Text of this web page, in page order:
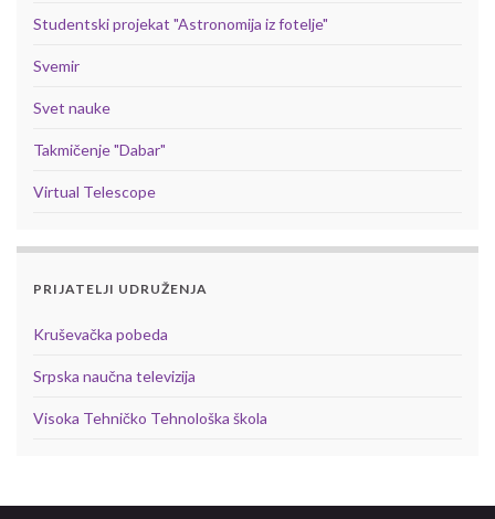
Studentski projekat "Astronomija iz fotelje"
Svemir
Svet nauke
Takmičenje "Dabar"
Virtual Telescope
PRIJATELJI UDRUŽENJA
Kruševačka pobeda
Srpska naučna televizija
Visoka Tehničko Tehnološka škola